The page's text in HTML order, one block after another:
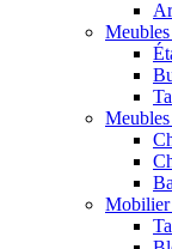
Meubles
Mobilier